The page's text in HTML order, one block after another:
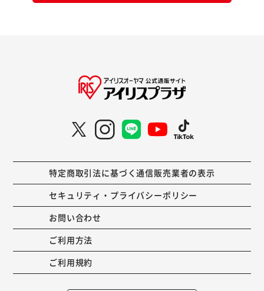
特定商取引法に基づく通信販売業者の表示
セキュリティ・プライバシーポリシー
お問い合わせ
ご利用方法
ご利用規約